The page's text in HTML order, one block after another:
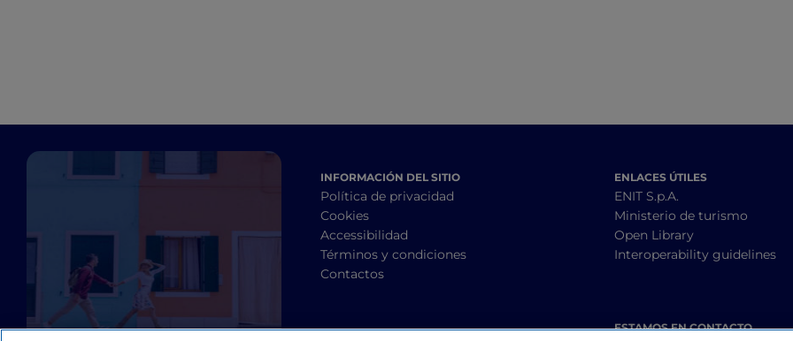
INFORMACIÓN DEL SITIO
Política de privacidad
Cookies
Accessibilidad
Términos y condiciones
Contactos
ENLACES ÚTILES
ENIT S.p.A.
Ministerio de turismo
Open Library
Interoperability guidelines
ESTAMOS EN CONTACTO